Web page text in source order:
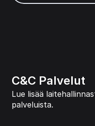
C&C Palvelut
Lue lisää
palveluista.